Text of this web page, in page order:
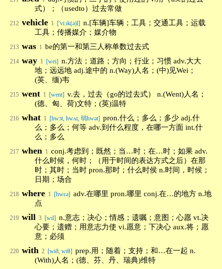
式）；（usedto）过去常做
212 vehicle 1 ['viːɪk(ə)l] n.[车辆]车辆；工具；交通工具；运载
工具；传播媒介；媒介物
213 was 1 be的第一和第三人称单数过去式
214 way 1 [wei] n.方法；道路；方向；行业；习惯 adv.大大
地；远远地 adj.途中的 n.(Way)人名；(中)见Wei；
(英、缅)韦
215 went 1 [went] v.去，过去（go的过去式） n.(Went)人名；
(德、匈、荷)文特；(英)温特
216 what 1 [hwɔt, hwʌt, 弱hwət] pron.什么；多么；多少 adj.什
么；多么；何等 adv.到什么程度，在哪一方面 int.什
么；多么
217 when 1 conj.考虑到；既然；当…时；在…时；如果 adv.
什么时候，何时；（用于时间的表达方式之后）在那
时；其时；当时 pron.那时；什么时侯 n.时间，时候；
日期；场合
218 where 1 [hwεə] adv.在哪里 pron.哪里 conj.在…的地方 n.地
点
219 will 3 [wɪl] n.意志；决心；情感；遗嘱；意图；心愿 vt.决
心要；遗赠；用意志力使 vi.愿意；下决心 aux.将；愿
意；必须
220 with 2 [wið, wiθ] prep.用；随着；支持；和…在一起 n.
(With)人名；(德、芬、丹、瑞典)维特